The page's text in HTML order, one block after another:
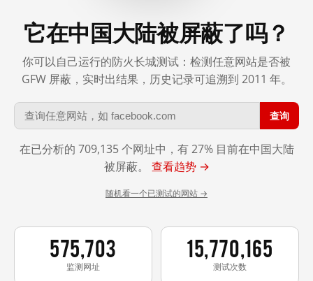
它在中国大陆被屏蔽了吗？
你可以自己运行的防火长城测试：检测任意网站是否被
GFW 屏蔽，实时出结果，历史记录可追溯到 2011 年。
查询
在已分析的 709,135 个网址中，有 27% 目前在中国大陆
被屏蔽。 查看趋势 →
随机看一个已测试的网站 →
575,703
监测网址
15,770,165
测试次数